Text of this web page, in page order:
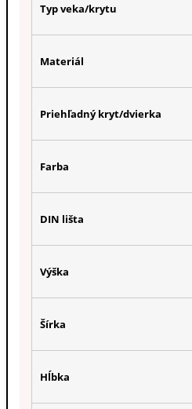
Typ veka/krytu
Materiál
Priehľadný kryt/dvierka
Farba
DIN lišta
Výška
Šírka
Hĺbka